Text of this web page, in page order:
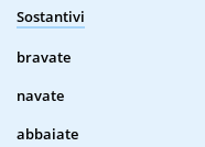
Sostantivi
bravate
navate
abbaiate